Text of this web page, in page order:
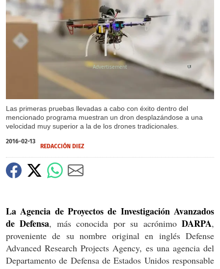
Las primeras pruebas llevadas a cabo con éxito dentro del
mencionado programa muestran un dron desplazándose a una
velocidad muy superior a la de los drones tradicionales.
X
2016-02-13
REDACCIÓN DIEZ
La Agencia de Proyectos de Investigación Avanzados
de Defensa, más conocida por su acrónimoDARPA,
proveniente de su nombre original en inglés Defense
Advanced Research Projects Agency, es una agencia del
Departamento de Defensa de Estados Unidos responsable